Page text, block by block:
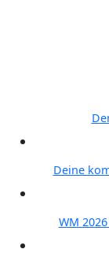
Deine
WM